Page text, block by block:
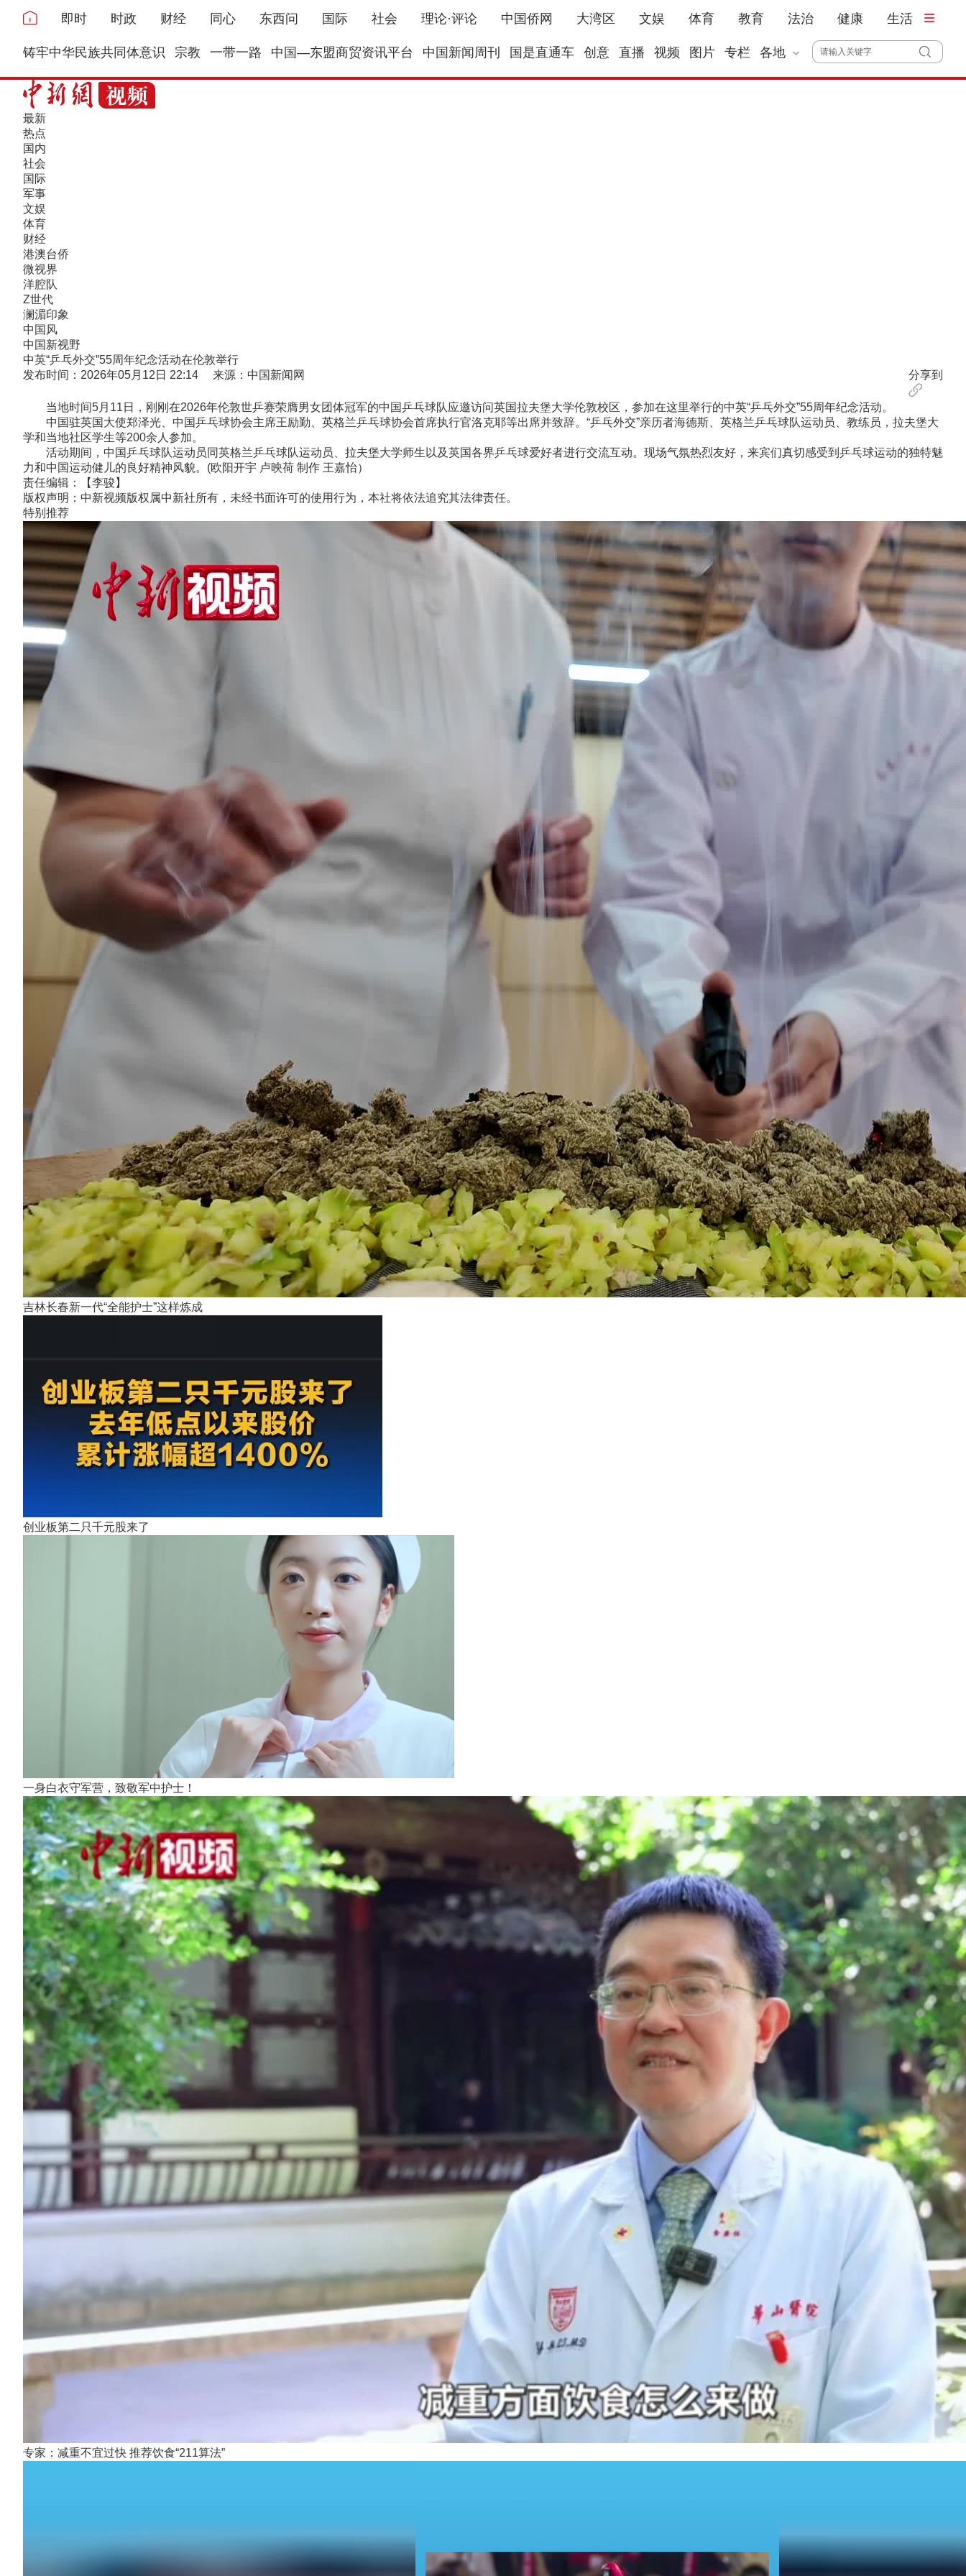
即时 时政 财经 同心 东西问 国际 社会 理论·评论 中国侨网 大湾区 文娱 体育 教育 法治 健康 生活
铸牢中华民族共同体意识 宗教 一带一路 中国—东盟商贸资讯平台 中国新闻周刊 国是直通车 创意 直播 视频 图片 专栏 各地
最新
热点
国内
社会
国际
军事
文娱
体育
财经
港澳台侨
微视界
洋腔队
Z世代
澜湄印象
中国风
中国新视野
中英“乒乓外交”55周年纪念活动在伦敦举行
发布时间：2026年05月12日 22:14 来源：中国新闻网
分享到
当地时间5月11日，刚刚在2026年伦敦世乒赛荣膺男女团体冠军的中国乒乓球队应邀访问英国拉夫堡大学伦敦校区，参加在这里举行的中英“乒乓外交”55周年纪念活动。
中国驻英国大使郑泽光、中国乒乓球协会主席王励勤、英格兰乒乓球协会首席执行官洛克耶等出席并致辞。“乒乓外交”亲历者海德斯、英格兰乒乓球队运动员、教练员，拉夫堡大
学和当地社区学生等200余人参加。
活动期间，中国乒乓球队运动员同英格兰乒乓球队运动员、拉夫堡大学师生以及英国各界乒乓球爱好者进行交流互动。现场气氛热烈友好，来宾们真切感受到乒乓球运动的独特魅
力和中国运动健儿的良好精神风貌。(欧阳开宇 卢映荷 制作 王嘉怡）
责任编辑：【李骏】
版权声明：中新视频版权属中新社所有，未经书面许可的使用行为，本社将依法追究其法律责任。
特别推荐
吉林长春新一代“全能护士”这样炼成
创业板第二只千元股来了
一身白衣守军营，致敬军中护士！
专家：减重不宜过快 推荐饮食“211算法”